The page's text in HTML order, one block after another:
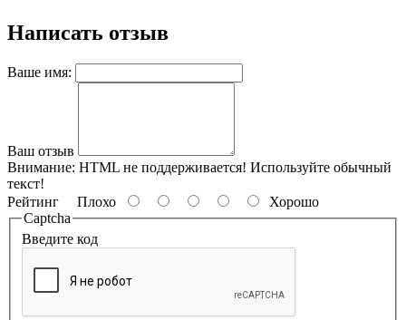
Написать отзыв
Ваше имя:
Ваш отзыв
Внимание: HTML не поддерживается! Используйте обычный
текст!
Рейтинг Плохо
Хорошо
Captcha
Введите код